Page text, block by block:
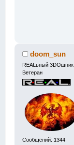
doom_sun
REALьный 3DOшник
Ветеран
Сообщений: 1344